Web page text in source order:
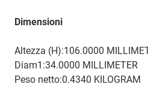
Dimensioni
Altezza (H):106.0000
Diam1:34.0000 MILLIMETER
Peso netto:0.4340 KILOGRAM